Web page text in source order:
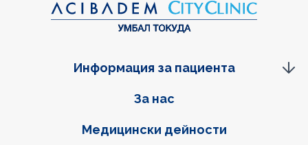
Фуутер навигация
За нас
Медицински дейности
Информация за пациента